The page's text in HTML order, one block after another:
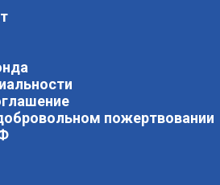
пожертвовании